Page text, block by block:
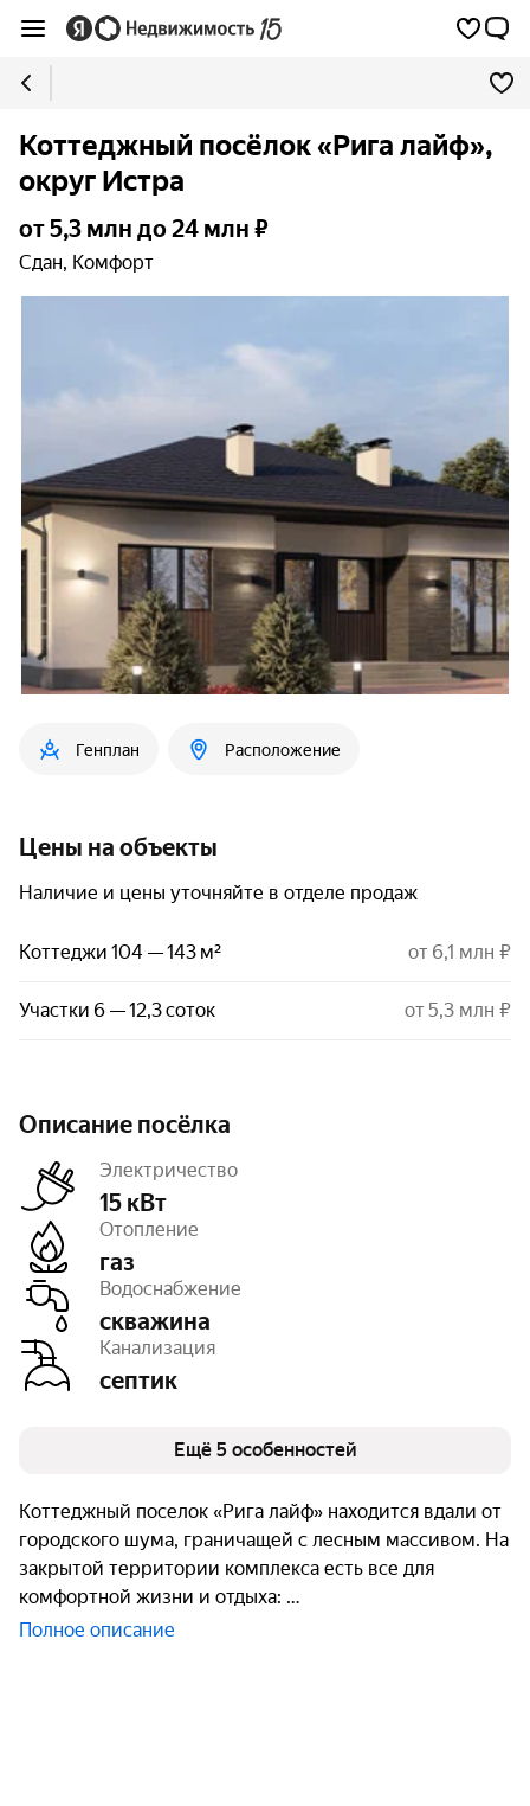
Коттеджный посёлок «Рига лайф»,
округ Истра
от 5,3 млн до 24 млн ₽
Сдан, Комфорт
Генплан Расположение
Цены на объекты
Наличие и цены уточняйте в отделе продаж
Коттеджи 104 — 143 м² от 6,1 млн ₽
Участки 6 — 12,3 соток от 5,3 млн ₽
Описание посёлка
Электричество
15 кВт
Отопление
газ
Водоснабжение
скважина
Канализация
септик
Дороги
Тип земли
СНТ
Площадь
17 га
Число объектов 156
Очереди
1
Ещё 5 особенностей
Коттеджный поселок «Рига лайф» находится вдали от
городского шума, граничащей с лесным массивом. На
закрытой территории комплекса есть все для
комфортной жизни и отдыха:
Полное описание